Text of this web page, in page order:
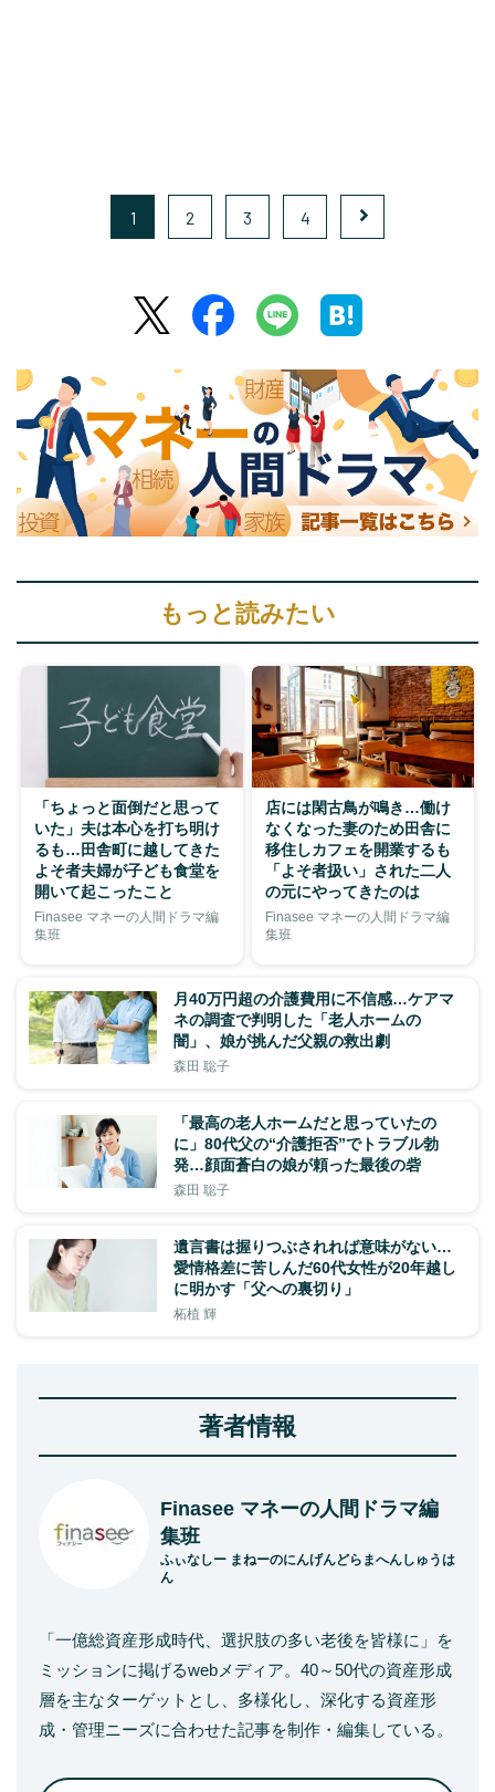
1 2 3 4
もっと読みたい
「ちょっと面倒だと思って
いた」夫は本心を打ち明け
るも…田舎町に越してきた
よそ者夫婦が子ども食堂を
開いて起こったこと
Finasee マネーの人間ドラマ編
集班
店には閑古鳥が鳴き…働け
なくなった妻のため田舎に
移住しカフェを開業するも
「よそ者扱い」された二人
の元にやってきたのは
Finasee マネーの人間ドラマ編
集班
月40万円超の介護費用に不信感…ケアマ
ネの調査で判明した「老人ホームの
闇」、娘が挑んだ父親の救出劇
森田 聡子
「最高の老人ホームだと思っていたの
に」80代父の“介護拒否”でトラブル勃
発…顔面蒼白の娘が頼った最後の砦
森田 聡子
遺言書は握りつぶされれば意味がない…
愛情格差に苦しんだ60代女性が20年越し
に明かす「父への裏切り」
柘植 輝
著者情報
Finasee マネーの人間ドラマ編
集班
ふぃなしー まねーのにんげんどらまへんしゅうは
ん
「一億総資産形成時代、選択肢の多い老後を皆様に」を
ミッションに掲げるwebメディア。40～50代の資産形成
層を主なターゲットとし、多様化し、深化する資産形
成・管理ニーズに合わせた記事を制作・編集している。